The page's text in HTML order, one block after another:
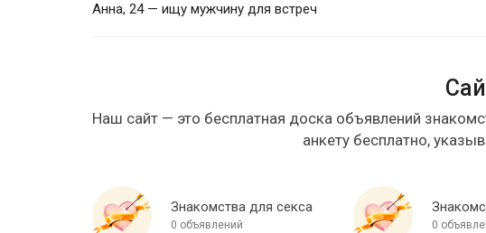
Анна, 24 — ищу мужчину для встреч
Наш сайт — это бесплатная доска объявлений
анкету бесплатно,
Знакомства для секса
0 объявлений 0